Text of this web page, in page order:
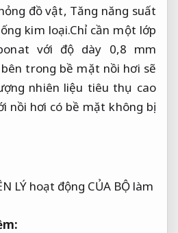
đồ vật, Tăng năng suất
kim loại.Chỉ cần một lớp
với độ dày 0,8 mm
trong bề mặt nồi hơi sẽ
nhiên liệu tiêu thụ cao
nồi hơi có bề mặt không bị
LÝ hoạt động CỦA BỘ làm